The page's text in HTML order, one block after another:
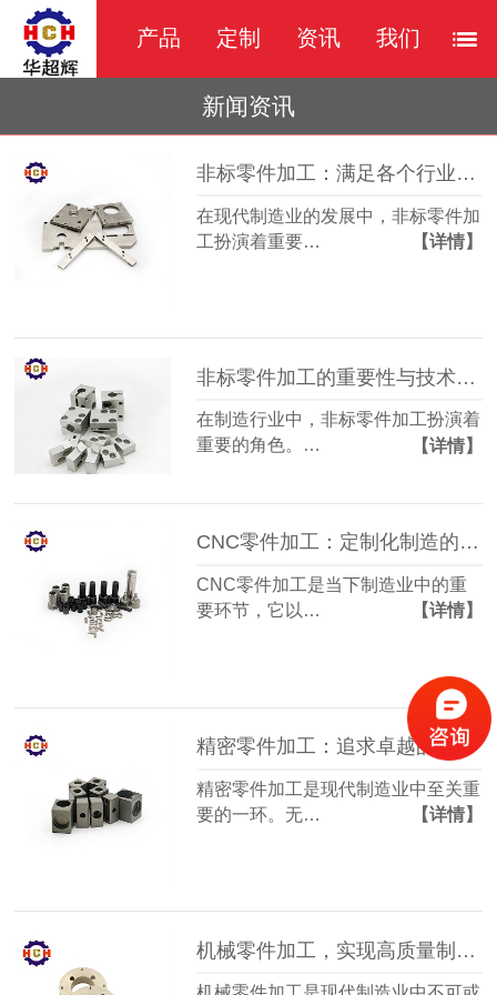
产品 定制 资讯 我们
新闻资讯
非标零件加工：满足各个行业的需求
在现代制造业的发展中，非标零件加
工扮演着重要…
【详情】
非标零件加工的重要性与技术解析
在制造行业中，非标零件加工扮演着
重要的角色。…
【详情】
CNC零件加工：定制化制造的不可或缺组成部分
CNC零件加工是当下制造业中的重
要环节，它以…
【详情】
精密零件加工：追求卓越的工艺与质量
精密零件加工是现代制造业中至关重
要的一环。无…
【详情】
机械零件加工，实现高质量制造的关键技术